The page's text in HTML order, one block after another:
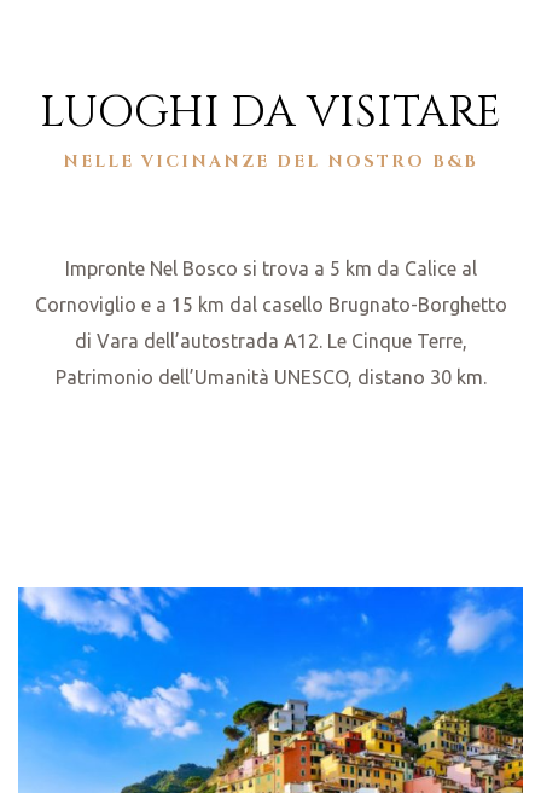
NELLE VICINANZE DEL NOSTRO B&B
LUOGHI DA VISITARE
Impronte Nel Bosco si trova a 5 km da Calice al
Cornoviglio e a 15 km dal casello Brugnato-Borghetto
di Vara dell’autostrada A12. Le Cinque Terre,
Patrimonio dell’Umanità UNESCO, distano 30 km.